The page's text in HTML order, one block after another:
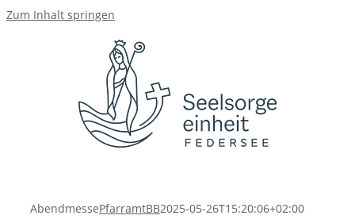
Zum Inhalt springen
AbendmessePfarramtBB2025-05-26T15:20:06+02:00